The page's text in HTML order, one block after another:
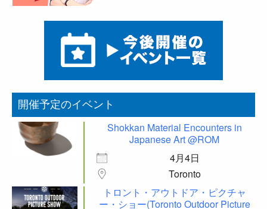
開催予定のイベント
Shokkan Material Encounters in
Japanese Art @ROM
4月4日
Toronto
トロント・アウトドア・ピクチャ
ー・ショー(Toronto Outdoor Picture